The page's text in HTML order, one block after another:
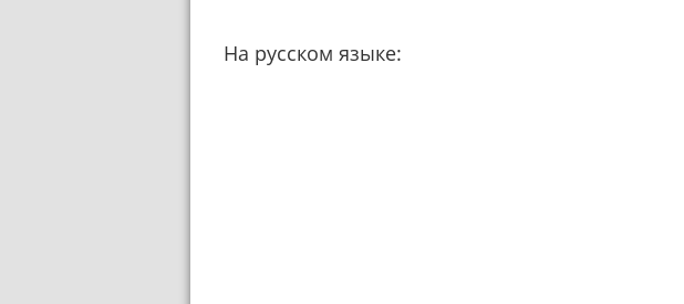
На русском языке: